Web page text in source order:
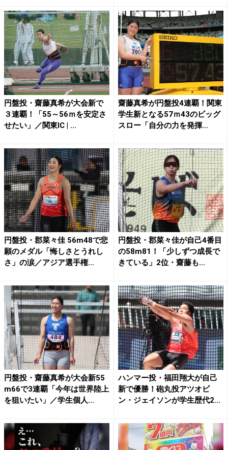
円盤投・齋藤真希が大会新で
３連覇！「55～56ｍを安定さ
せたい」／関東IC | ...
齋藤真希が円盤投4連覇！関東
学生新となる57ｍ43のビッグ
スロー「自分の力を発揮...
円盤投・郡菜々佳 56m48で悲
願のメダル「悔しさとうれし
さ」の涙／アジア選手権...
円盤投・郡菜々佳が自己4番目
の58m81！「少しずつ成長で
きている」2位・齋藤も...
円盤投・齋藤真希が大会新55
m66で3連覇「今年は世界陸上
を狙いたい」／学生個人...
ハンマー投・福田翔大が自己
新で優勝！砲丸投アツオビ
ン・ジェイソンが学生歴代2位